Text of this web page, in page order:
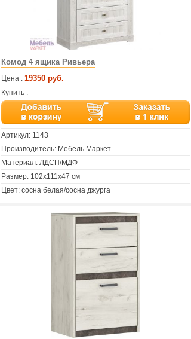
Комод 4 ящика Ривьера
Цена : 19350 руб.
Купить :
Артикул: 1143
Производитель: Мебель Маркет
Материал: ЛДСП/МДФ
Размер: 102х111х47 см
Цвет: сосна белая/сосна джурга